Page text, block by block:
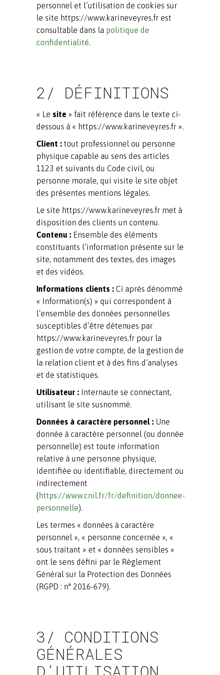
personnel et l’utilisation de cookies sur
le site https://www.karineveyres.fr est
consultable dans la politique de
confidentialité.
2/ DÉFINITIONS
« Le site » fait référence dans le texte ci-
dessous à « https://www.karineveyres.fr ».
Client : tout professionnel ou personne
physique capable au sens des articles
1123 et suivants du Code civil, ou
personne morale, qui visite le site objet
des présentes mentions légales.
Le site https://www.karineveyres.fr met à
disposition des clients un contenu.
Contenu : Ensemble des éléments
constituants l’information présente sur le
site, notamment des textes, des images
et des vidéos.
Informations clients : Ci après dénommé
« Information(s) » qui correspondent à
l’ensemble des données personnelles
susceptibles d’être détenues par
https://www.karineveyres.fr pour la
gestion de votre compte, de la gestion de
la relation client et à des fins d’analyses
et de statistiques.
Utilisateur : Internaute se connectant,
utilisant le site susnommé.
Données à caractère personnel : Une
donnée à caractère personnel (ou donnée
personnelle) est toute information
relative à une personne physique,
identifiée ou identifiable, directement ou
indirectement
(https://www.cnil.fr/fr/definition/donnee-
personnelle).
Les termes « données à caractère
personnel », « personne concernée », «
sous traitant » et « données sensibles »
ont le sens défini par le Règlement
Général sur la Protection des Données
(RGPD : n° 2016-679).
3/ CONDITIONS
GÉNÉRALES